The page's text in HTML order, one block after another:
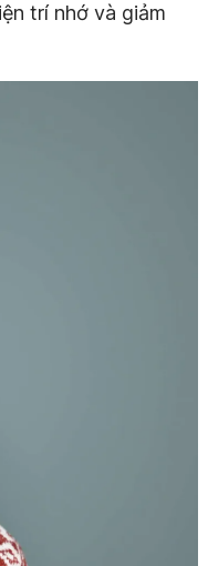
trí nhớ và giảm